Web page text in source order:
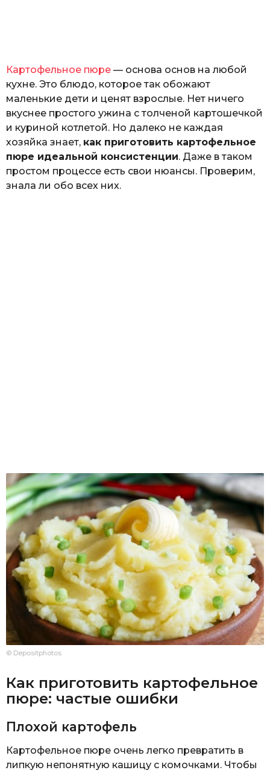
р
к
а
л
ю
к
Картофельное пюре — основа основ на любой
кухне. Это блюдо, которое так обожают
маленькие дети и ценят взрослые. Нет ничего
вкуснее простого ужина с толченой картошечкой
и куриной котлетой. Но далеко не каждая
хозяйка знает, как приготовить картофельное
пюре идеальной консистенции. Даже в таком
простом процессе есть свои нюансы. Проверим,
знала ли обо всех них.
© Depositphotos
Как приготовить картофельное
пюре: частые ошибки
Плохой картофель
Картофельное пюре очень легко превратить в
липкую непонятную кашицу с комочками. Чтобы